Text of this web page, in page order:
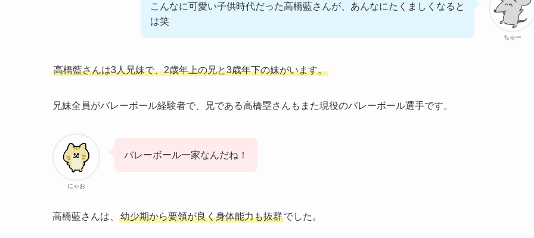
ちゅー
こんなに可愛い子供時代だった高橋藍さんが、あんなにたくましくなると
は笑
高橋藍さんは3人兄妹で、2歳年上の兄と3歳年下の妹がいます。
兄妹全員がバレーボール経験者で、兄である高橋塁さんもまた現役のバレーボール選手です。
にゃお
バレーボール一家なんだね！
高橋藍さんは、 幼少期から要領が良く身体能力も抜群でした。